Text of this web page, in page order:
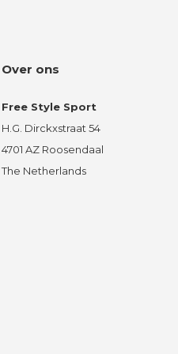
Over ons
Free Style Sport
H.G. Dirckxstraat 54
4701 AZ Roosendaal
The Netherlands